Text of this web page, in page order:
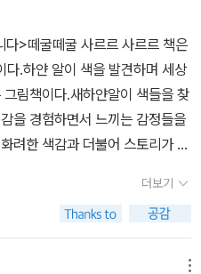
독특하고 세련된 연출로 재미
니다😉
>떼굴떼굴 사르르 사르르 책은
.하얀 알이 색을 발견하며 세상
림책이다.새하얀알이 색들을 찾
을 경험하면서 느끼는 감정들을
려한 색감과 더불어 스토리가 재
대한 느낌을 아이들과 이야기해
더보기